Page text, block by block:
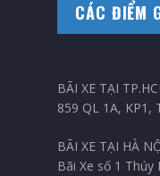
CÁC ĐIỂM
BÃI XE TẠI
859 QL 1A, KP1,
BÃI XE TẠI HÀ
Bãi Xe số 1